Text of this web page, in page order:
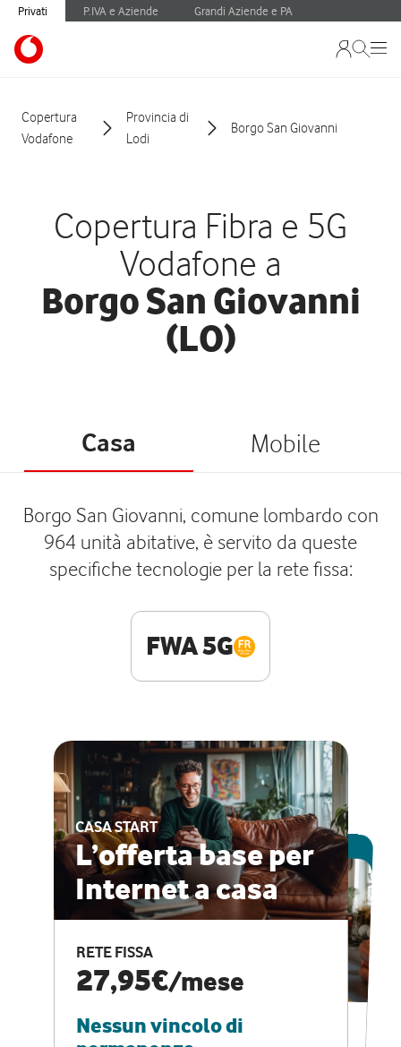
Privati P.IVA e Aziende Grandi Aziende e PA
Copertura
Vodafone
Provincia di
Lodi
Borgo San Giovanni
Copertura Fibra e 5G
Vodafone a
Borgo San Giovanni
(LO)
Casa Mobile
Borgo San Giovanni, comune lombardo con
964 unità abitative, è servito da queste
specifiche tecnologie per la rete fissa:
FWA 5G
CASA START
L’offerta base per
Internet a casa
RETE FISSA
27,95€/mese
Nessun vincolo di
ESCLUSIVA ONLINE
CASA PRO
Internet veloce e
vantaggi speciali
RETE FISSA + VODAFONE CLUB